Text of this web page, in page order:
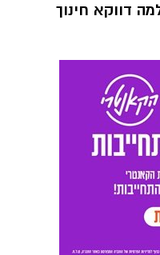
דווקא חינוך